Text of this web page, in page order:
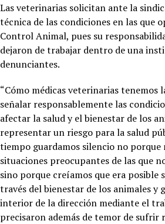
Las veterinarias solicitan ante la
técnica de las condiciones en las que
Control Animal, pues su
dejaron de trabajar dentro de una
denunciantes.
“Cómo médicas veterinarias tenemos
señalar responsablemente las
afectar la salud y el bienestar de los
representar un riesgo para la salud
tiempo guardamos silencio no porque
situaciones preocupantes de las que
sino porque creíamos que era posible
través del bienestar de los animales y
interior de la dirección mediante el
precisaron además de temor de sufrir